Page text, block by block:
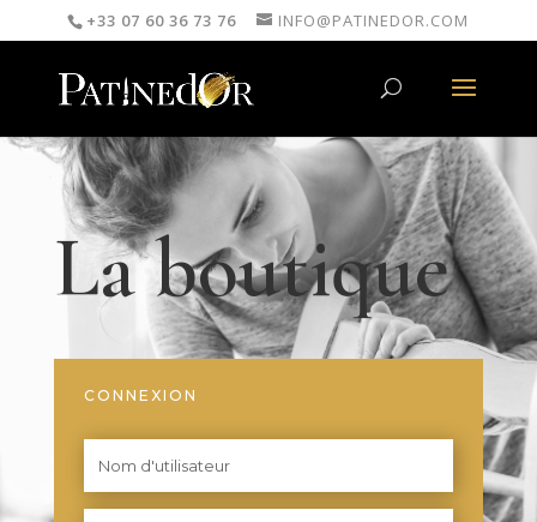
+33 07 60 36 73 76 INFO@PATINEDOR.COM
La boutique
CONNEXION